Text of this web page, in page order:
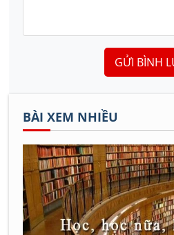
GỬI BÌNH
BÀI XEM NHIỀU